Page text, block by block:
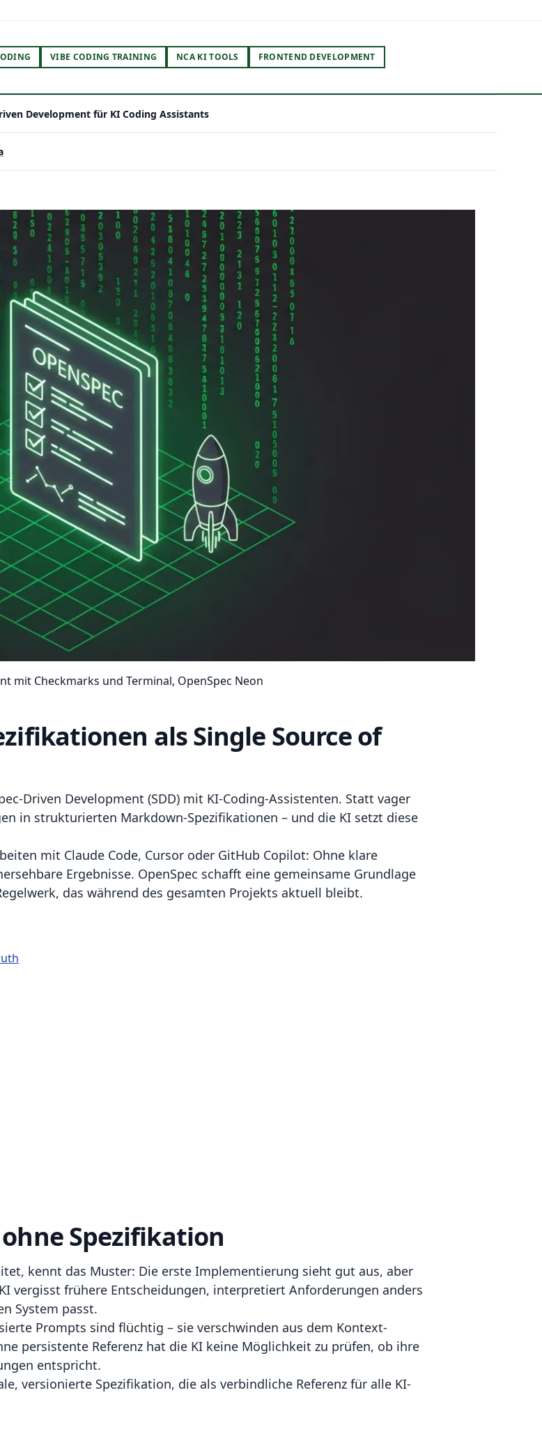
VIBE CODING TRAINING NCA KI TOOLS FRONTEND DEVELOPMENT
Development für KI Coding Assistants
mit Checkmarks und Terminal, OpenSpec Neon
als Single Source of
Driven Development (SDD) mit KI-Coding-Assistenten. Statt vager
in strukturierten Markdown-Spezifikationen – und die KI setzt diese
mit Claude Code, Cursor oder GitHub Copilot: Ohne klare
Ergebnisse. OpenSpec schafft eine gemeinsame Grundlage
das während des gesamten Projekts aktuell bleibt.
Spezifikation
kennt das Muster: Die erste Implementierung sieht gut aus, aber
vergisst frühere Entscheidungen, interpretiert Anforderungen anders
System passt.
Prompts sind flüchtig – sie verschwinden aus dem Kontext-
persistente Referenz hat die KI keine Möglichkeit zu prüfen, ob ihre
entspricht.
versionierte Spezifikation, die als verbindliche Referenz für alle KI-